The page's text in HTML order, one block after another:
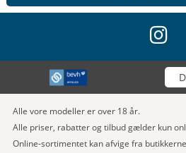
Alle vore modeller er over 18 år.
Alle priser, rabatter og tilbud gælder kun
Online-sortimentet kan afvige fra